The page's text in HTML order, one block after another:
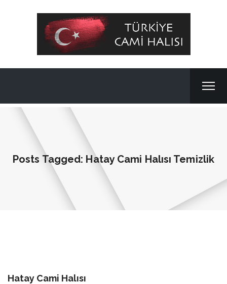
Posts Tagged: Hatay Cami Halısı Temizlik
Hatay Cami Halısı